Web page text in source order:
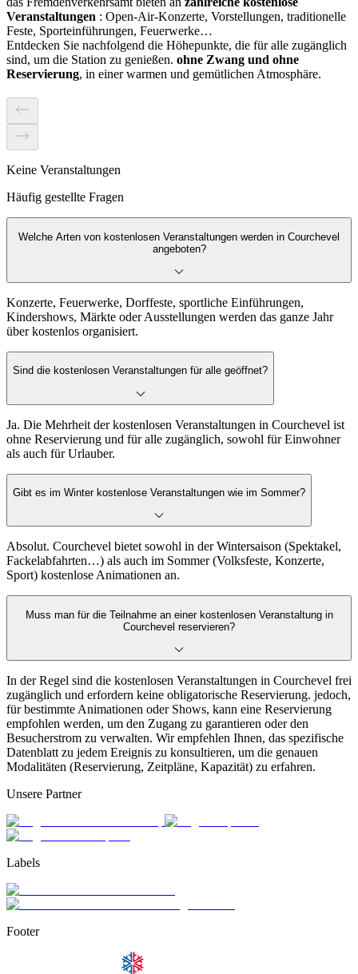
Veranstaltungen : Open-Air-Konzerte, Vorstellungen, traditionelle
Feste, Sporteinführungen, Feuerwerke…
Entdecken Sie nachfolgend die Höhepunkte, die für alle zugänglich
sind, um die Station zu genießen. ohne Zwang und ohne
Reservierung, in einer warmen und gemütlichen Atmosphäre.
Keine Veranstaltungen
Häufig gestellte Fragen
Welche Arten von kostenlosen Veranstaltungen werden in Courchevel
angeboten?
Konzerte, Feuerwerke, Dorffeste, sportliche Einführungen,
Kindershows, Märkte oder Ausstellungen werden das ganze Jahr
über kostenlos organisiert.
Sind die kostenlosen Veranstaltungen für alle geöffnet?
Ja. Die Mehrheit der kostenlosen Veranstaltungen in Courchevel ist
ohne Reservierung und für alle zugänglich, sowohl für Einwohner
als auch für Urlauber.
Gibt es im Winter kostenlose Veranstaltungen wie im Sommer?
Absolut. Courchevel bietet sowohl in der Wintersaison (Spektakel,
Fackelabfahrten…) als auch im Sommer (Volksfeste, Konzerte,
Sport) kostenlose Animationen an.
Muss man für die Teilnahme an einer kostenlosen Veranstaltung in
Courchevel reservieren?
In der Regel sind die kostenlosen Veranstaltungen in Courchevel frei
zugänglich und erfordern keine obligatorische Reservierung. jedoch,
für bestimmte Animationen oder Shows, kann eine Reservierung
empfohlen werden, um den Zugang zu garantieren oder den
Besucherstrom zu verwalten. Wir empfehlen Ihnen, das spezifische
Datenblatt zu jedem Ereignis zu konsultieren, um die genauen
Modalitäten (Reservierung, Zeitpläne, Kapazität) zu erfahren.
Unsere Partner
Labels
Footer